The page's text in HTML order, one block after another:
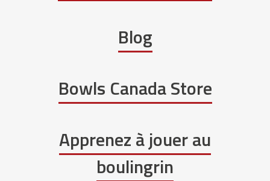
Blog
Bowls Canada Store
Apprenez à jouer au
boulingrin